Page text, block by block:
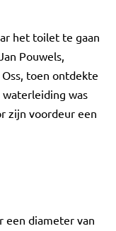
het toilet te gaan
Pouwels,
toen ontdekte
was
zijn voordeur een
een diameter van